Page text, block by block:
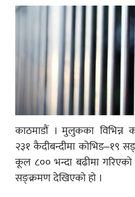
काठमाडौं । मुलुकका विभिन्न
२३१ कैदीबन्दीमा कोभिड–१९
कूल ८०० भन्दा बढीमा गरिएको
सङ्क्रमण देखिएको हो ।